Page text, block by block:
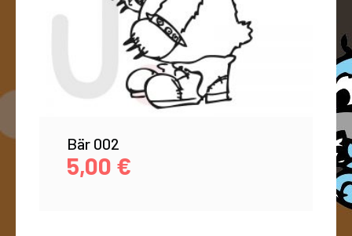
Bär 002
5,00 €